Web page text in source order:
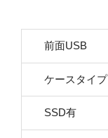
前面USB
ケースタイプ
SSD有